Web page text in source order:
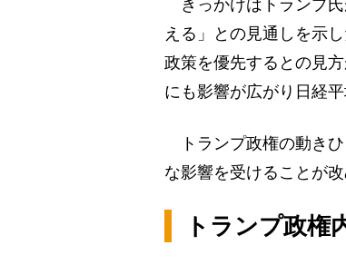
きっかけはトランプ氏
える」との見通しを示
政策を優先するとの見
にも影響が広がり日経
トランプ政権の動きひ
な影響を受けることが
トランプ政権